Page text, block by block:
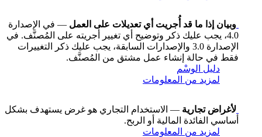
وبيان إذا ما قد أُجريت أي تعديلات على العمل — في الإصدارة
4.0، يجب عليك ذكر وتوضيح أي تغيير أجريته على المُصنَّف. في
الإصدارة 3.0 والإصدارات السابقة، يجب عليك ذكر التغييرات
فقط في حالة إنشاء عمل مشتق من المُصنَّف.
دليل الوسْم
لمزيد من المعلومات
لأغراض تجارية — الاستخدام التجاري هو غرض يستهدف بشكل
أساسي الفائدة المالية أو الربح.
لمزيد من المعلومات